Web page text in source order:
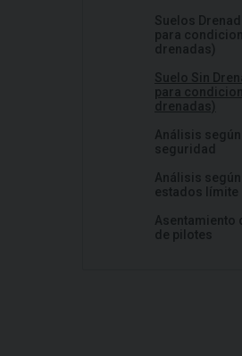
Suelos
para
drenadas)
Suelo Sin
para
drenadas)
Análisis
seguridad
Análisis
estados límite
Asentamiento
de pilotes